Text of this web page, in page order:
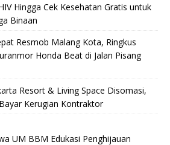
Hingga Cek Kesehatan Gratis untuk
Binaan
Resmob Malang Kota, Ringkus
Honda Beat di Jalan Pisang
Resort & Living Space Disomasi,
Kerugian Kontraktor
UM BBM Edukasi Penghijauan